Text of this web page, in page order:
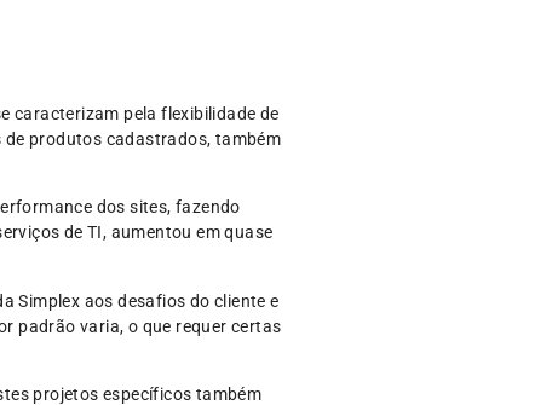
caracterizam pela flexibilidade de
de produtos cadastrados, também
dos sites, fazendo
de TI, aumentou em quase
Simplex aos desafios do cliente e
padrão varia, o que requer certas
projetos específicos também